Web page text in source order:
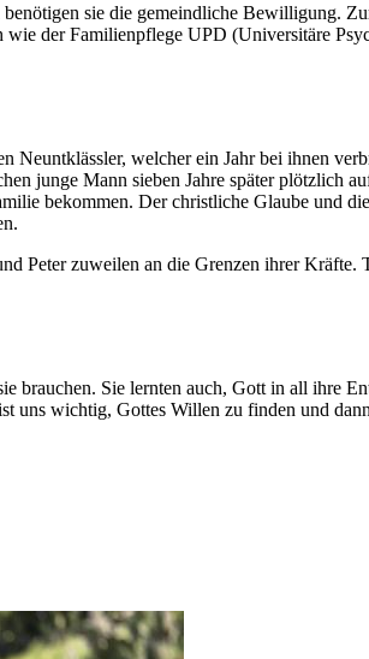
sie die gemeindliche Bewilligung.
der Familienpflege UPD (Universitäre
Neuntklässler, welcher ein Jahr bei ihnen
junge Mann sieben Jahre später plötzlich
bekommen. Der christliche Glaube und
Peter zuweilen an die Grenzen ihrer
Sie lernten auch, Gott in all ihre
uns wichtig, Gottes Willen zu finden und